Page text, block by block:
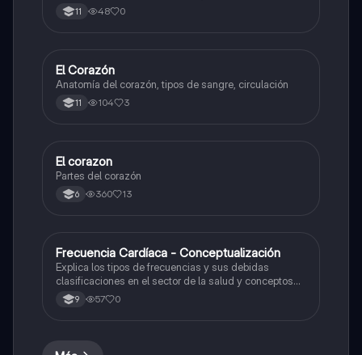
11 48 0
Biologia
El Corazón
Anatomía del corazón, tipos de sangre, circulación
11 104 3
Biologia
El corazon
Partes del corazón
6 360 13
Biologia
Frecuencia Cardíaca - Conceptualización
Explica los tipos de frecuencias y sus debidas
clasificaciones en el sector de la salud y conceptos
para tener conocimiento de como medir una
frecuencia cardiaca apropiadamente.
9 57 0